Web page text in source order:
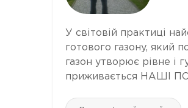
У світовій практиці
готового газону, який
газон утворює рівне і
приживається НАШІ